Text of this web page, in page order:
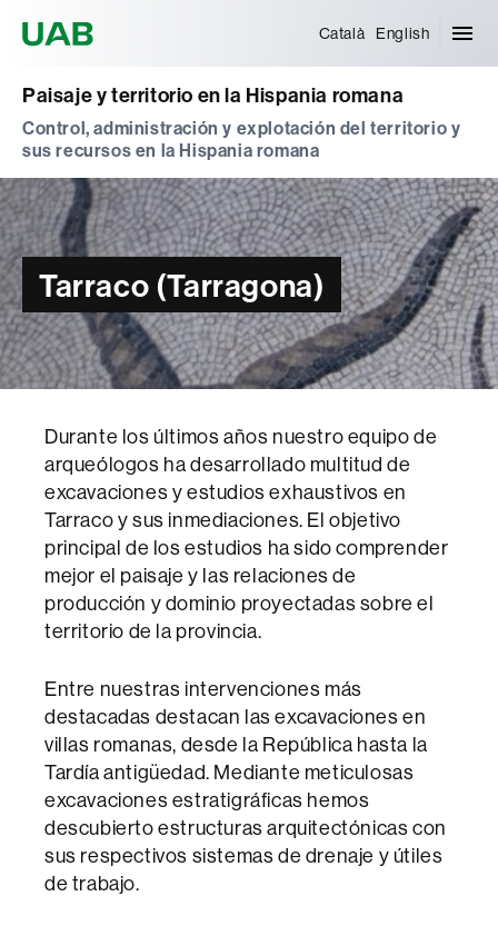
Català English
Paisaje y territorio en la Hispania romana
Control, administración y explotación del territorio y
sus recursos en la Hispania romana
Tarraco (Tarragona)
Durante los últimos años nuestro equipo de
arqueólogos ha desarrollado multitud de
excavaciones y estudios exhaustivos en
Tarraco y sus inmediaciones. El objetivo
principal de los estudios ha sido comprender
mejor el paisaje y las relaciones de
producción y dominio proyectadas sobre el
territorio de la provincia.
Entre nuestras intervenciones más
destacadas destacan las excavaciones en
villas romanas, desde la República hasta la
Tardía antigüedad. Mediante meticulosas
excavaciones estratigráficas hemos
descubierto estructuras arquitectónicas con
sus respectivos sistemas de drenaje y útiles
de trabajo.